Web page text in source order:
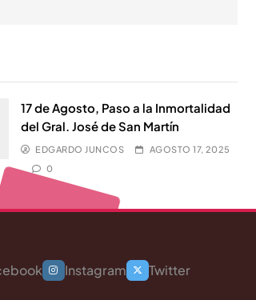
17 de Agosto, Paso a la Inmortalidad
del Gral. José de San Martín
EDGARDO JUNCOS
AGOSTO 17, 2025
0
Instagram Twitter